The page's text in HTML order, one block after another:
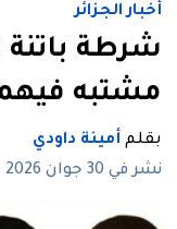
أخبار الجزائر
شرطة باتنة
مشتبه
بقلم أمينة داودي
نشر في 30 جوان 2026 - 11:06